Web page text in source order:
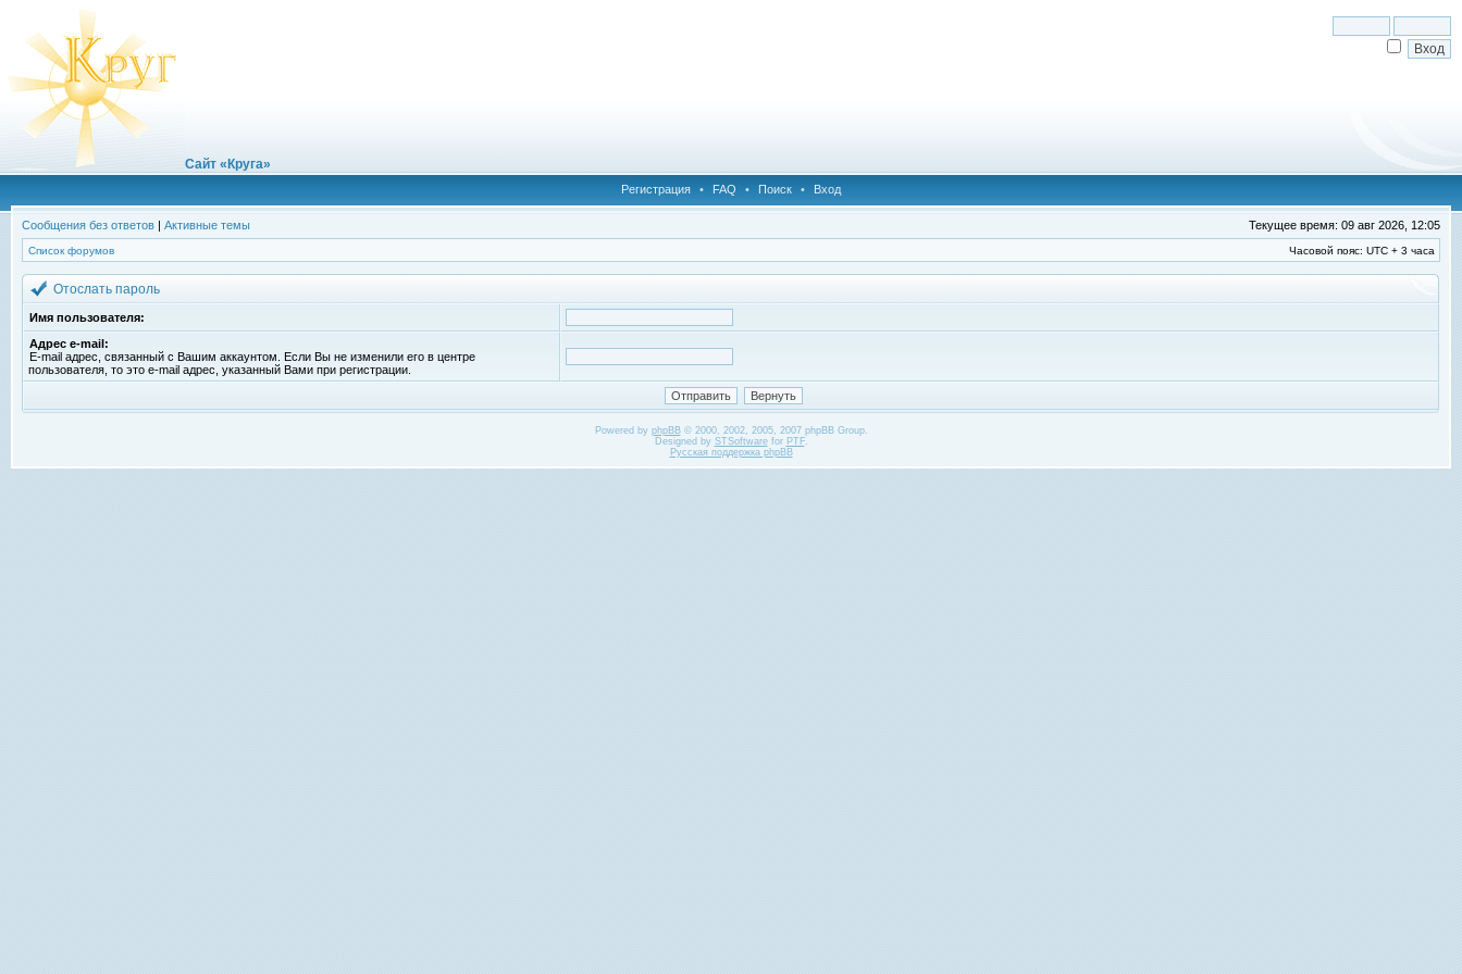
Сайт «Круга»
Регистрация • FAQ • Поиск • Вход
Сообщения без ответов | Активные темы Текущее время: 09 авг 2026, 12:05
Список форумов Часовой пояс: UTC + 3 часа
Отослать пароль
Имя пользователя:
Адрес e-mail:
E-mail адрес, связанный с Вашим аккаунтом. Если Вы не изменили его в центре
пользователя, то это e-mail адрес, указанный Вами при регистрации.
Powered by phpBB© 2000, 2002, 2005, 2007 phpBB Group.
Designed by STSoftwarefor PTF.
Русская поддержка phpBB